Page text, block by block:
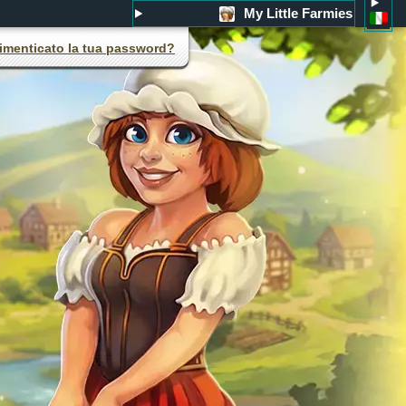
My Little Farmies
la tua password?